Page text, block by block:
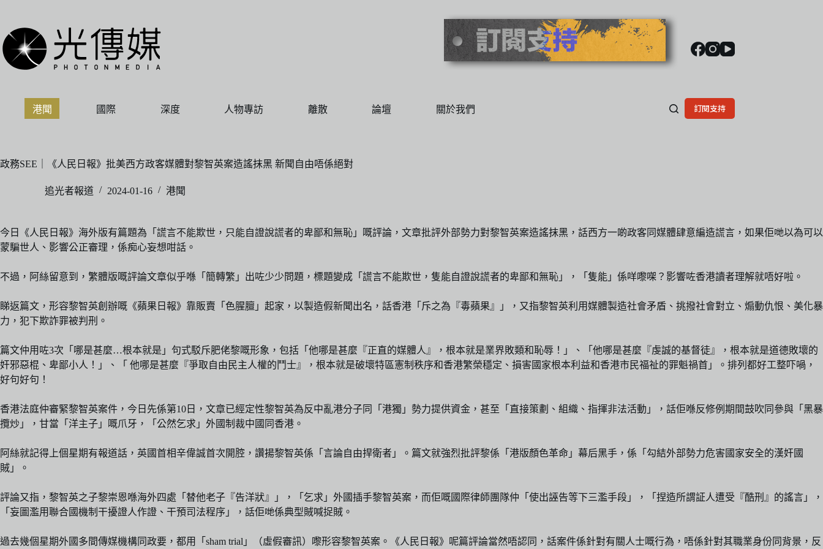
主
要
內
港聞 國際 深度 人物專訪 離散 論壇 關於我們 訂閱支持
政務SEE｜《人民日報》批美西方政客媒體對黎智英案造謠抹黑 新聞自由唔係絕對
追光者報道 2024-01-16 港聞
今日《人民日報》海外版有篇題為「謊言不能欺世，只能自證說謊者的卑鄙和無恥」嘅評論，文章批評外部勢力對黎智英案造謠抹黑，話西方一啲政客同媒體肆意編造謊言，如果佢哋以為可以
蒙騙世人、影響公正審理，係痴心妄想咁話。
不過，阿絲留意到，繁體版嘅評論文章似乎喺「簡轉繁」出咗少少問題，標題變成「謊言不能欺世，隻能自證說謊者的卑鄙和無恥」，「隻能」係咩嚟㗎？影響咗香港讀者理解就唔好啦。
睇返篇文，形容黎智英創辦嘅《蘋果日報》靠販賣「色腥膻」起家，以製造假新聞出名，話香港「斥之為『毒蘋果』」，又指黎智英利用媒體製造社會矛盾、挑撥社會對立、煽動仇恨、美化暴
力，犯下欺詐罪被判刑。
篇文仲用咗3次「哪是甚麼…根本就是」句式駁斥肥佬黎嘅形象，包括「他哪是甚麼『正直的媒體人』，根本就是業界敗類和恥辱！」、「他哪是甚麼『虔誠的基督徒』，根本就是道德敗壞的
奸邪惡棍、卑鄙小人！」、「 他哪是甚麼『爭取自由民主人權的鬥士』，根本就是破壞特區憲制秩序和香港繁榮穩定、損害國家根本利益和香港市民福祉的罪魁禍首」。排列都好工整吓喎，
好句好句！
香港法庭仲審緊黎智英案件，今日先係第10日，文章已經定性黎智英為反中亂港分子同「港獨」勢力提供資金，甚至「直接策劃、組織、指揮非法活動」，話佢喺反修例期間鼓吹同參與「黑暴
攬炒」，甘當「洋主子」嘅爪牙，「公然乞求」外國制裁中國同香港。
阿絲就記得上個星期有報道話，英國首相辛偉誠首次開腔，讚揚黎智英係「言論自由捍衛者」。篇文就強烈批評黎係「港版顏色革命」幕后黑手，係「勾結外部勢力危害國家安全的漢奸國
賊」。
評論又指，黎智英之子黎崇恩喺海外四處「替他老子『告洋狀』」，「乞求」外國插手黎智英案，而佢嘅國際律師團隊仲「使出誣告等下三濫手段」，「捏造所謂証人遭受『酷刑』的謠言」，
「妄圖濫用聯合國機制干擾證人作證、干預司法程序」，話佢哋係典型賊喊捉賊。
過去幾個星期外國多間傳媒機構同政要，都用「sham trial」（虛假審訊）嚟形容黎智英案。《人民日報》呢篇評論當然唔認同，話案件係針對有關人士嘅行為，唔係針對其職業身份同背景，反